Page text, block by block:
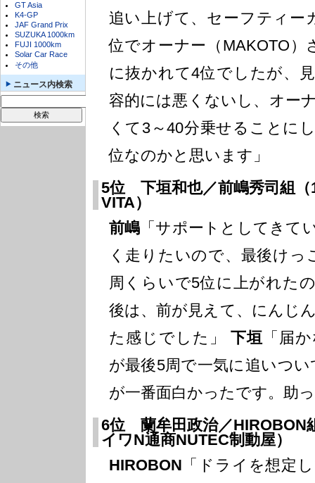
GT Asia
K4-GP
JAF Grand Prix
SUZUKA 1000km
FUJI 1000km
Solar Car Race
その他
ニュース内検索
追い上げて、セーフティー
位でオーナー（MAKOTO
に抜かれて4位でしたが、
容的には悪くないし、オー
くて3～40分乗せることに
位なのかと思います」
5位 下垣和也／前嶋秀司組（
VITA）
前嶋 「サポートとしてきて
く走りたいので、最後けっ
周くらいで5位に上がれた
後は、前が見えて、にんじ
た感じでした」 下垣 「届
が最後5周で一気に追いつ
が一番面白かったです。助
6位 蘭牟田政治／HIROBON
イワN通商NUTEC制動屋）
HIROBON 「ドライを想定